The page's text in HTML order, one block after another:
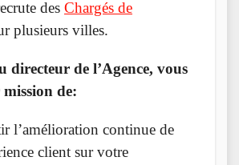
des Chargés de
plusieurs villes.
directeur de l’Agence, vous
de:
l’amélioration continue de
client sur votre